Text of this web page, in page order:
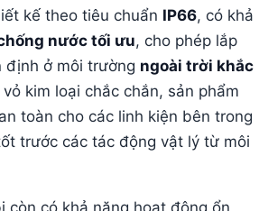
kế theo tiêu chuẩn IP66, có khả
nước tối ưu, cho phép lắp
định ở môi trường ngoài trời khắc
kim loại chắc chắn, sản phẩm
toàn cho các linh kiện bên trong
trước các tác động vật lý từ môi
còn có khả năng hoạt động ổn